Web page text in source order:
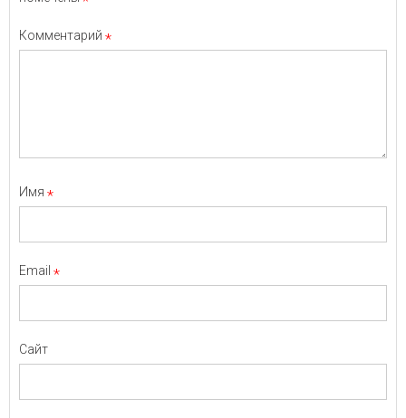
Комментарий *
Имя *
Email *
Сайт